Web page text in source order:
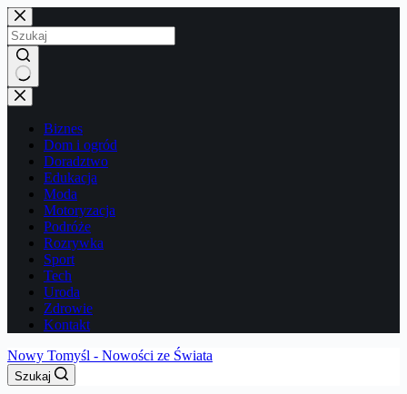
Przejdź
do
treści
Brak
wyników
Biznes
Dom i ogród
Doradztwo
Edukacja
Moda
Motoryzacja
Podróże
Rozrywka
Sport
Tech
Uroda
Zdrowie
Kontakt
Nowy Tomyśl - Nowości ze Świata
Szukaj